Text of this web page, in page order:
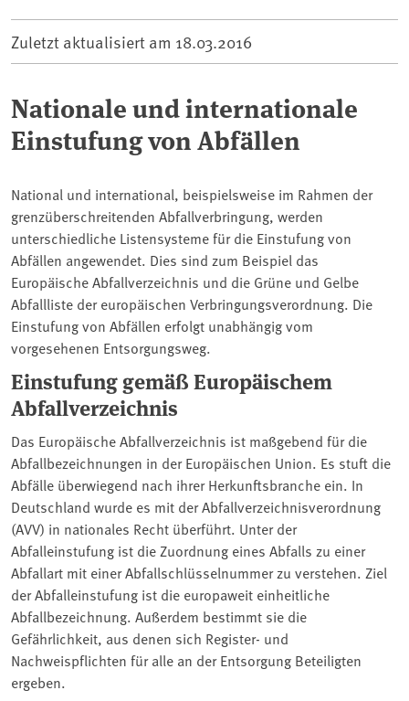
Zuletzt aktualisiert am 18.03.2016
Nationale und internationale
Einstufung von Abfällen
National und international, beispielsweise im Rahmen der
grenzüberschreitenden Abfallverbringung, werden
unterschiedliche Listensysteme für die Einstufung von
Abfällen angewendet. Dies sind zum Beispiel das
Europäische Abfallverzeichnis und die Grüne und Gelbe
Abfallliste der europäischen Verbringungsverordnung. Die
Einstufung von Abfällen erfolgt unabhängig vom
vorgesehenen Entsorgungsweg.
Einstufung gemäß Europäischem
Abfallverzeichnis
Das Europäische Abfallverzeichnis ist maßgebend für die
Abfallbezeichnungen in der Europäischen Union. Es stuft die
Abfälle überwiegend nach ihrer Herkunftsbranche ein. In
Deutschland wurde es mit der Abfallverzeichnisverordnung
(AVV) in nationales Recht überführt. Unter der
Abfalleinstufung ist die Zuordnung eines Abfalls zu einer
Abfallart mit einer Abfallschlüsselnummer zu verstehen. Ziel
der Abfalleinstufung ist die europaweit einheitliche
Abfallbezeichnung. Außerdem bestimmt sie die
Gefährlichkeit, aus denen sich Register- und
Nachweispflichten für alle an der Entsorgung Beteiligten
ergeben.